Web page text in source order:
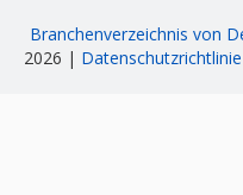
Branchenverzeichnis von
2026 | Datenschutzrichtlinie